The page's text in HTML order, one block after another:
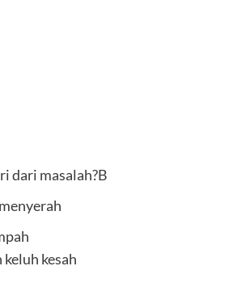
dari masalah?B
kesah